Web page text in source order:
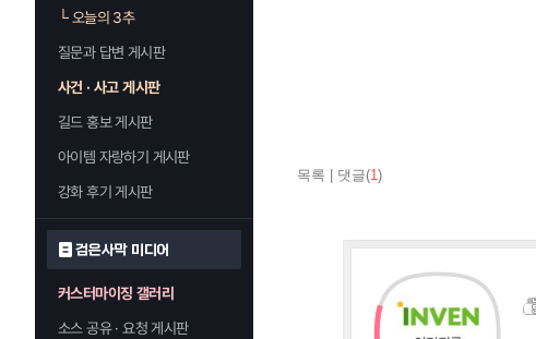
└오늘의 3추
질문과 답변 게시판
사건 · 사고 게시판
길드 홍보 게시판
아이템 자랑하기 게시판
강화 후기 게시판
검은사막 미디어
커스터마이징 갤러리
소스 공유 · 요청 게시판
목록 댓글(1)